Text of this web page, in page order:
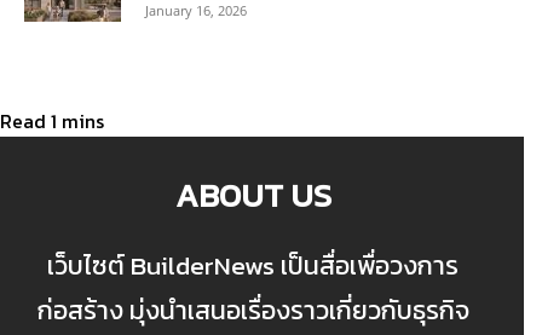
January 16, 2026
ABOUT US
เว็บไซต์ BuilderNews เป็นสื่อเพื่อวงการ
ก่อสร้าง มุ่งนำเสนอเรื่องราวเกี่ยวกับธุรกิจ